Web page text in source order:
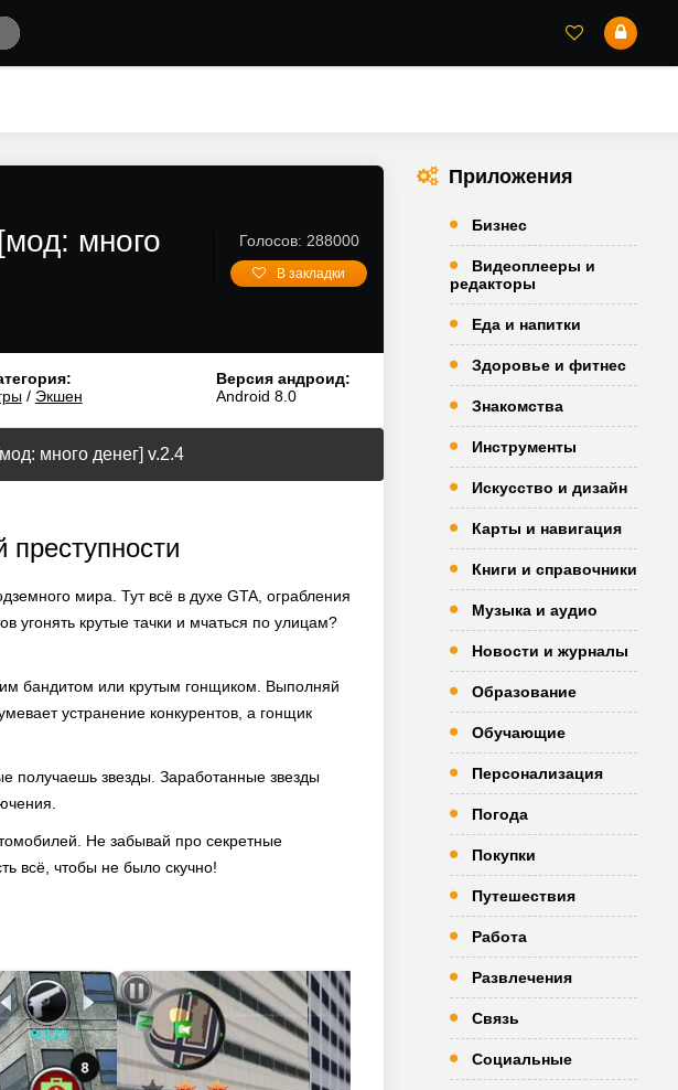
много
Голосов: 288000
В закладки
/ Экшен
Версия андроид:
Android 8.0
много денег] v.2.4
мира. Тут всё в духе GTA, ограбления
угонять крутые тачки и мчаться по улицам?
бандитом или крутым гонщиком. Выполняй
устранение конкурентов, а гонщик
получаешь звезды. Заработанные звезды
Не забывай про секретные
всё, чтобы не было скучно!
Приложения
Бизнес
Видеоплееры и
редакторы
Еда и напитки
Здоровье и фитнес
Знакомства
Инструменты
Искусство и дизайн
Карты и навигация
Книги и справочники
Музыка и аудио
Новости и журналы
Образование
Обучающие
Персонализация
Погода
Покупки
Путешествия
Работа
Развлечения
Связь
Социальные